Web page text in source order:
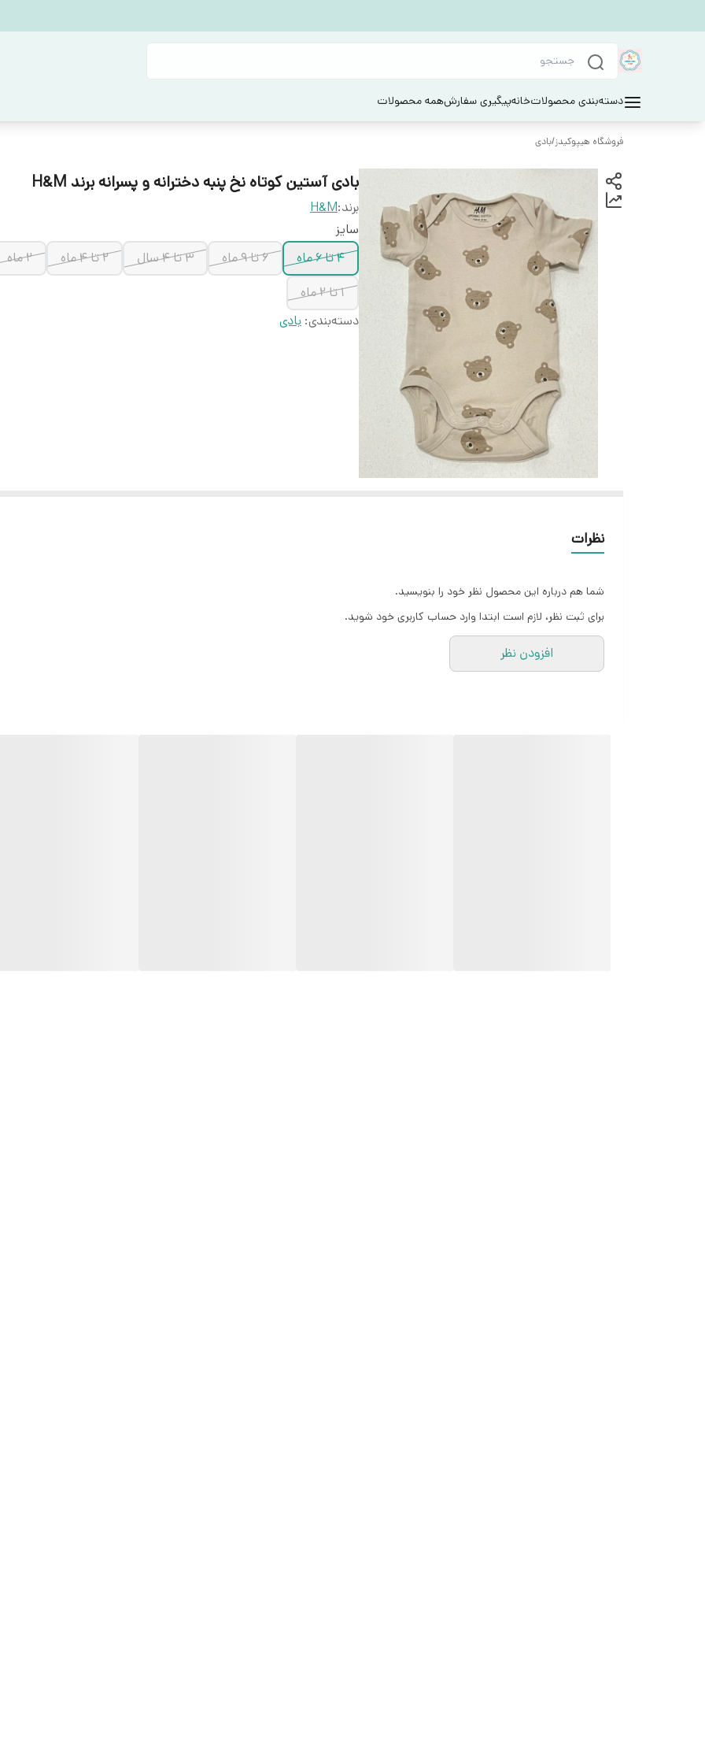
دسته‌بندی محصولاتخانهپیگیری سفارشهمه محصولات
فروشگاه هیپوکیدز/بادی
بادی آستین کوتاه نخ پنبه دخترانه و پسرانه برند H&M
برند:H&M
سایز
۴ تا ۶ ماه
۶ تا ۹ ماه ۳ تا ۴ سال 2 تا ۴ ماه
2 ماه
۱ تا ۲ ماه
دسته‌بندی: بادی
نظرات
شما هم درباره این محصول نظر خود را بنویسید.
برای ثبت نظر، لازم است ابتدا وارد حساب کاربری خود شوید.
افزودن نظر